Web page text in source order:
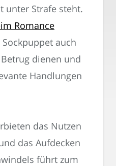
unter Strafe steht.
Romance
auch
dienen und
Handlungen
das Nutzen
das Aufdecken
führt zum